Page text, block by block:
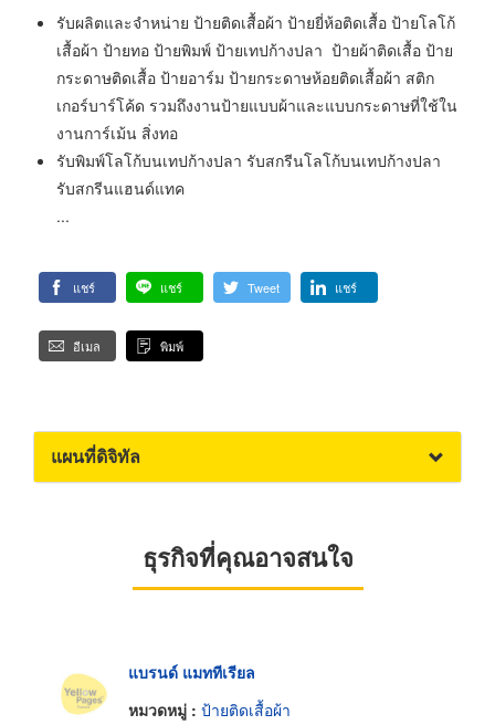
รับผลิตและจำหน่าย ป้ายติดเสื้อผ้า ป้ายยี่ห้อติดเสื้อ ป้ายโลโก้
เสื้อผ้า ป้ายทอ ป้ายพิมพ์ ป้ายเทปก้างปลา ป้ายผ้าติดเสื้อ ป้าย
กระดาษติดเสื้อ ป้ายอาร์ม ป้ายกระดาษห้อยติดเสื้อผ้า สติก
เกอร์บาร์โค้ด รวมถึงงานป้ายแบบผ้าและแบบกระดาษที่ใช้ใน
งานการ์เม้น สิ่งทอ
รับพิมพ์โลโก้บนเทปก้างปลา รับสกรีนโลโก้บนเทปก้างปลา
รับสกรีนแฮนด์แทค
...
แชร์ แชร์ Tweet แชร์
อีเมล พิมพ์
แผนที่ดิจิทัล
ธุรกิจที่คุณอาจสนใจ
แบรนด์ แมททีเรียล
หมวดหมู่ : ป้ายติดเสื้อผ้า